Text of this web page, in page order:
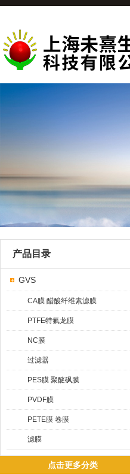
产品目录
GVS
CA膜 醋酸纤维素滤膜
PTFE特氟龙膜
NC膜
过滤器
PES膜 聚醚砜膜
PVDF膜
PETE膜 卷膜
滤膜
点击更多分类